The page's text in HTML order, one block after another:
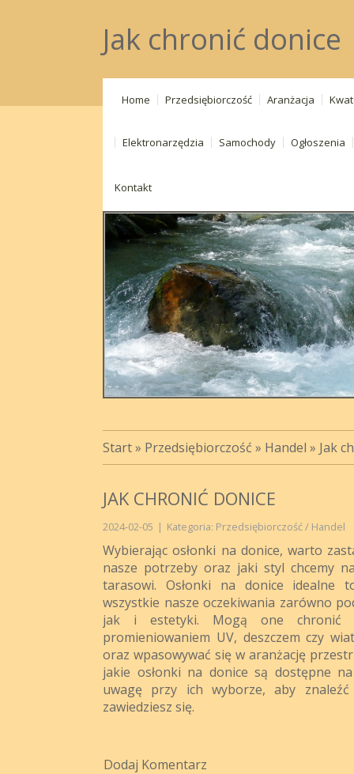
Jak chronić donice
Home Przedsiębiorczość Aranżacja
Elektronarzędzia Samochody Ogłoszenia
Kontakt
Start» Przedsiębiorczość » Handel » Jak
JAK CHRONIĆ DONICE
2024-02-05 | Kategoria: Przedsiębiorczość / Handel
Wybierając osłonki na donice, warto
nasze potrzeby oraz jaki styl chcemy
tarasowi. Osłonki na donice idealne
wszystkie nasze oczekiwania zarówno
jak i estetyki. Mogą one chronić
promieniowaniem UV, deszczem czy
oraz wpasowywać się w aranżację
jakie osłonki na donice są dostępne
uwagę przy ich wyborze, aby
zawiedziesz się.
Dodaj Komentarz